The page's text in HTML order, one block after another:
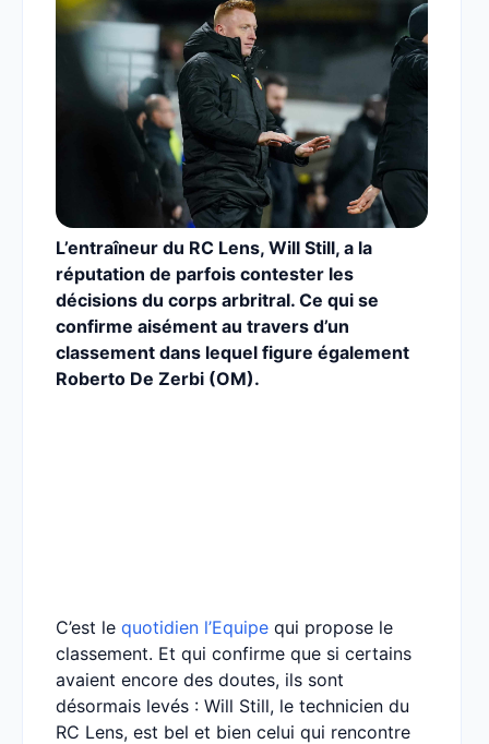
L’entraîneur du RC Lens, Will Still, a la
réputation de parfois contester les
décisions du corps arbritral. Ce qui se
confirme aisément au travers d’un
classement dans lequel figure également
Roberto De Zerbi (OM).
C’est le quotidien l’Equipe qui propose le
classement. Et qui confirme que si certains
avaient encore des doutes, ils sont
désormais levés : Will Still, le technicien du
RC Lens, est bel et bien celui qui rencontre